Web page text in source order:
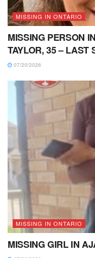
MISSING IN ONTARIO
MISSING PERSON
TAYLOR, 35 – LAST
07/20/2026
MISSING IN ONTARIO
MISSING GIRL IN